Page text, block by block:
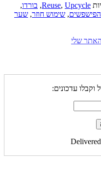
Reuse ,Upcycle
,בורדו,
,שימוש חוזר,שער
עדכונים: